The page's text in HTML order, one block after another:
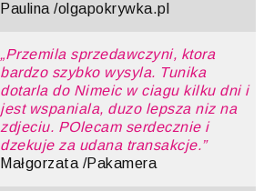
Paulina /olgapokrywka.pl
„Przemila sprzedawczyni, ktora
bardzo szybko wysyla. Tunika
dotarla do Nimeic w ciagu kilku dni i
jest wspaniala, duzo lepsza niz na
zdjeciu. POlecam serdecznie i
dzekuje za udana transakcje.”
Małgorzata /Pakamera